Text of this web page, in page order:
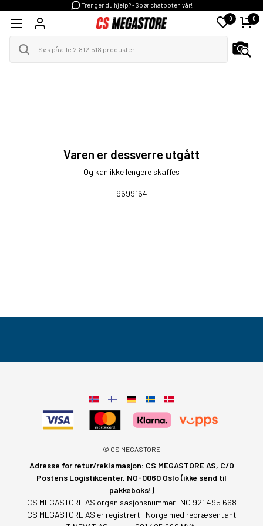
Trenger du hjelp? - Spør chatboten vår!
0 0
Varen er dessverre utgått
Og kan ikke lengere skaffes
9699164
© CS MEGASTORE
Adresse for retur/reklamasjon: CS MEGASTORE AS, C/O
Postens Logistikcenter, NO-0060 Oslo (ikke send til
pakkeboks!)
CS MEGASTORE AS organisasjonsnummer: NO 921 495 668
CS MEGASTORE AS er registrert i Norge med repræsentant